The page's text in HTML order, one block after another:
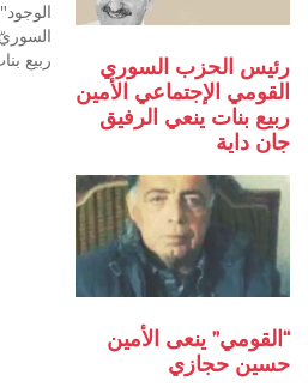
رئيس الحزب السوري
القومي الإجتماعي الأمين
ربيع بنات ينعي الرفيق
جان داية
ربيع
“القومي” ينعى الأمين
حسين حجازي